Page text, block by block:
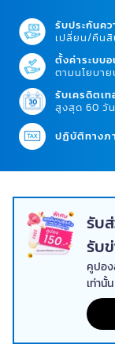
รับประกันค
เปลี่ยน/คืนสิ
ตั้งค่าระบบ
ตามนโยบา
รับเครดิตเท
สูงสุด 60 วั
ปฏิบัติทางภ
รับ
รับ
คูปอง
เท่านั้